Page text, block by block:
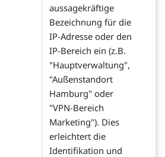
aussagekräftige
Bezeichnung für die
IP-Adresse oder den
IP-Bereich ein (z.B.
"Hauptverwaltung",
"Außenstandort
Hamburg" oder
"VPN-Bereich
Marketing"). Dies
erleichtert die
Identifikation und